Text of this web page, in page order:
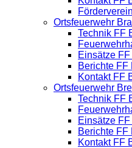
Ortsfeuerwehr
Technik FF
Einsätze
Berichte FF
Kontakt FF
Ortsfeuerwehr
Technik FF
Einsätze
Berichte FF
Kontakt FF